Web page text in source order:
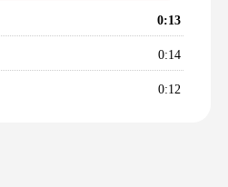
haut/bas
augmenter
0:13
0:14
0:12